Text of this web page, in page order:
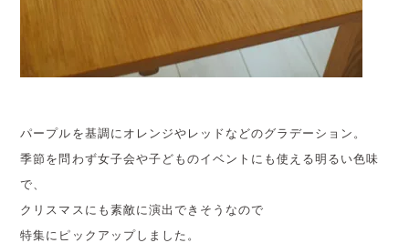
パープルを基調にオレンジやレッドなどのグラデーション。
季節を問わず女子会や子どものイベントにも使える明るい色味
で、
クリスマスにも素敵に演出できそうなので
特集にピックアップしました。